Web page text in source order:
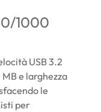
1000
USB 3.2
e larghezza
le
per